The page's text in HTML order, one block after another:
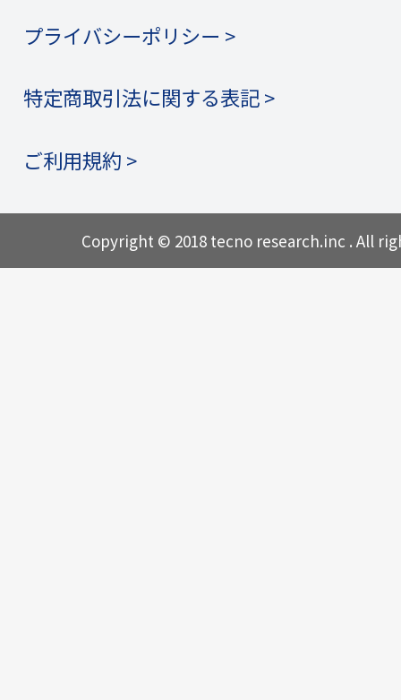
プライバシーポリシー >
特定商取引法に関する表記 >
ご利用規約 >
Copyright © 2018 tecno research.inc . All